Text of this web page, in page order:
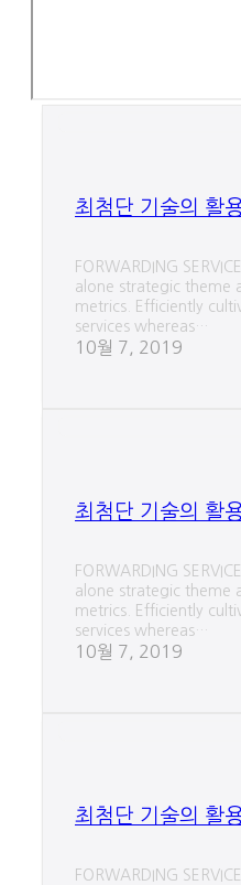
최첨단 기술의 활
FORWARDING
alone strategic theme
metrics. Efficiently
services whereas…
10월 7, 2019
최첨단 기술의 활
FORWARDING
alone strategic theme
metrics. Efficiently
services whereas…
10월 7, 2019
최첨단 기술의 활
FORWARDING